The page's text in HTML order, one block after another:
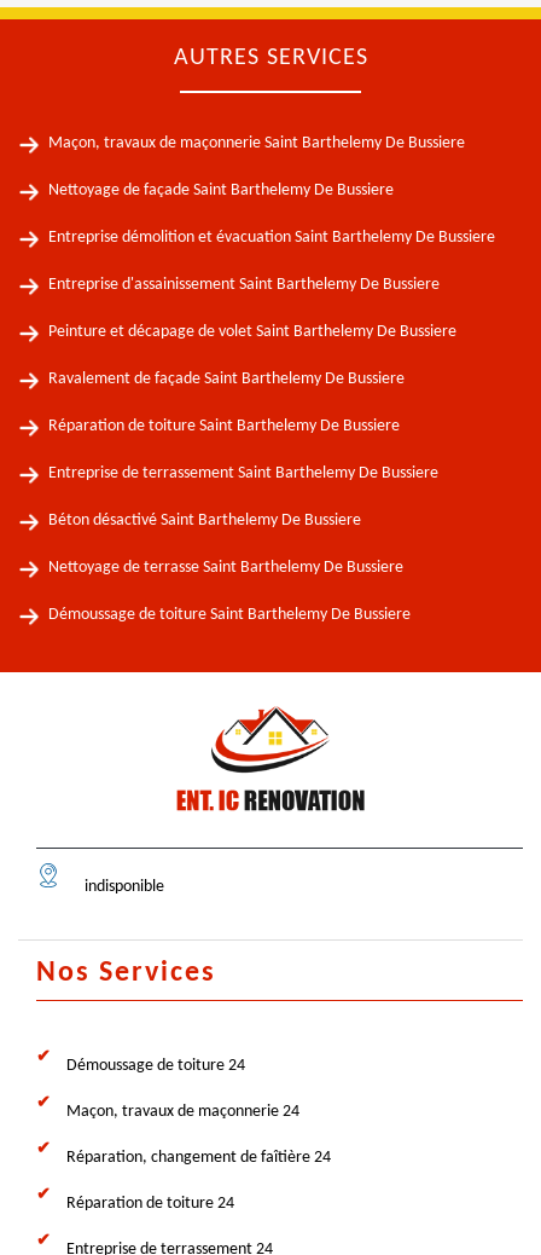
AUTRES SERVICES
Maçon, travaux de maçonnerie Saint Barthelemy De Bussiere
Nettoyage de façade Saint Barthelemy De Bussiere
Entreprise démolition et évacuation Saint Barthelemy De Bussiere
Entreprise d'assainissement Saint Barthelemy De Bussiere
Peinture et décapage de volet Saint Barthelemy De Bussiere
Ravalement de façade Saint Barthelemy De Bussiere
Réparation de toiture Saint Barthelemy De Bussiere
Entreprise de terrassement Saint Barthelemy De Bussiere
Béton désactivé Saint Barthelemy De Bussiere
Nettoyage de terrasse Saint Barthelemy De Bussiere
Démoussage de toiture Saint Barthelemy De Bussiere
indisponible
Nos Services
Démoussage de toiture 24
Maçon, travaux de maçonnerie 24
Réparation, changement de faîtière 24
Réparation de toiture 24
Entreprise de terrassement 24